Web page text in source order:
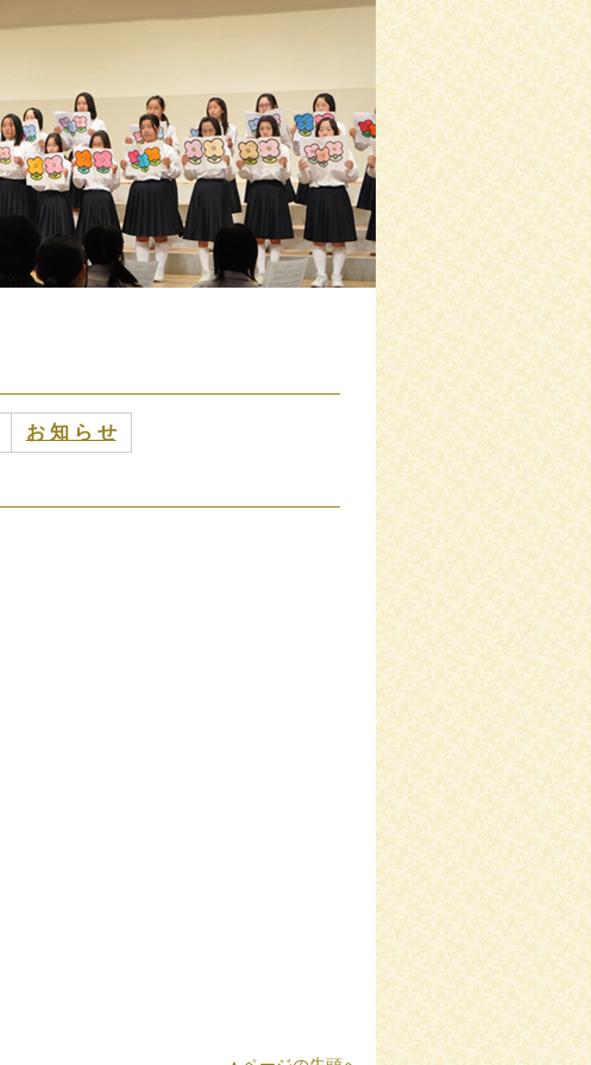
お 知 ら せ